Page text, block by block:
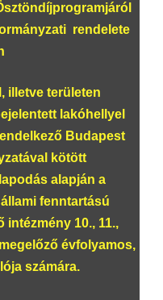
rendelete
illetve területen
lakóhellyel
Budapest
kötött
alapján a
fenntartású
intézmény 10., 11.,
évfolyamos,
számára.